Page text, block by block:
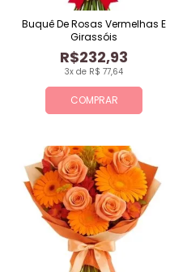
COMPRAR
3x de R$ 77,64
R$232,93
Buquê De Rosas Vermelhas E
Girassóis